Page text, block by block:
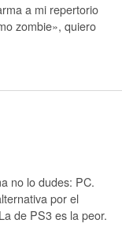
a mi repertorio
zombie», quiero
no lo dudes: PC.
por el
de PS3 es la peor.